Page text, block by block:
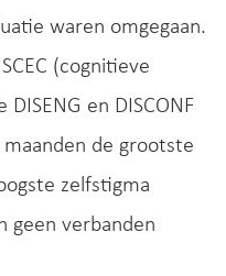
waren omgegaan.
(cognitieve
en DISCONF
de grootste
zelfstigma
geen verbanden